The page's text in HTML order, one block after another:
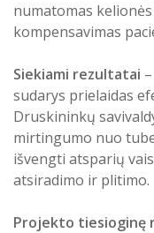
numatomas
kompensavimas
Siekiami rezultatai
sudarys prielaidas
Druskininkų
mirtingumo nuo
išvengti atsparių
atsiradimo ir plitimo.
Projekto tiesioginę